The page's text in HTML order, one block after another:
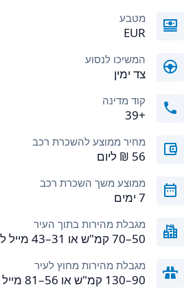
מטבע
EUR
המשיכו לנסוע
צד ימין
קוד מדינה
+39
מחיר ממוצע להשכרת רכב
ממוצע משך השכרת רכב
7 ימים
מגבלת מהירות בתוך העיר
50–70 קמ"ש או 31–43 מייל לשעה
מגבלת מהירות מחוץ לעיר
90–130 קמ"ש או 56–81 מייל לשעה